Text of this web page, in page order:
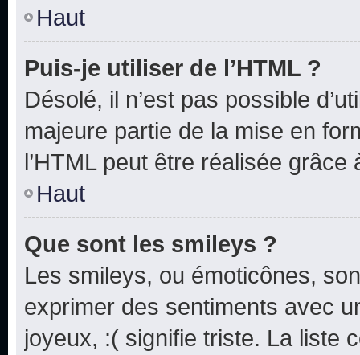
Haut
Puis-je utiliser de l’HTML ?
Désolé, il n’est pas possible
majeure partie de la mise en
l’HTML peut être réalisée grâce
Haut
Que sont les smileys ?
Les smileys, ou émoticônes,
exprimer des sentiments avec
joyeux, :( signifie triste. La liste